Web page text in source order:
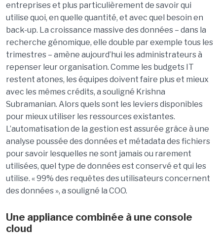
entreprises et plus particulièrement de savoir qui
utilise quoi, en quelle quantité, et avec quel besoin en
back-up. La croissance massive des données – dans la
recherche génomique, elle double par exemple tous les
trimestres – amène aujourd’hui les administrateurs à
repenser leur organisation. Comme les budgets IT
restent atones, les équipes doivent faire plus et mieux
avec les mêmes crédits, a souligné Krishna
Subramanian. Alors quels sont les leviers disponibles
pour mieux utiliser les ressources existantes.
L’automatisation de la gestion est assurée grâce à une
analyse poussée des données et métadata des fichiers
pour savoir lesquelles ne sont jamais ou rarement
utilisées, quel type de données est conservé et qui les
utilise. « 99% des requêtes des utilisateurs concernent
des données », a souligné la COO.
Une appliance combinée à une console
cloud